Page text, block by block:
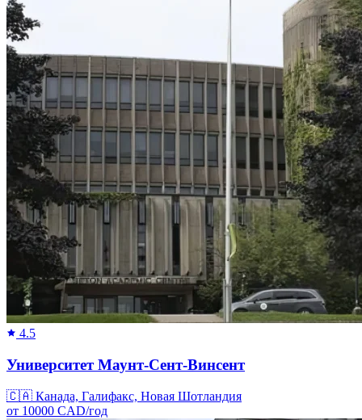
4.5
Университет Маунт-Сент-Винсент
🇨🇦 Канада, Галифакс, Новая Шотландия
от 10000 CAD/год